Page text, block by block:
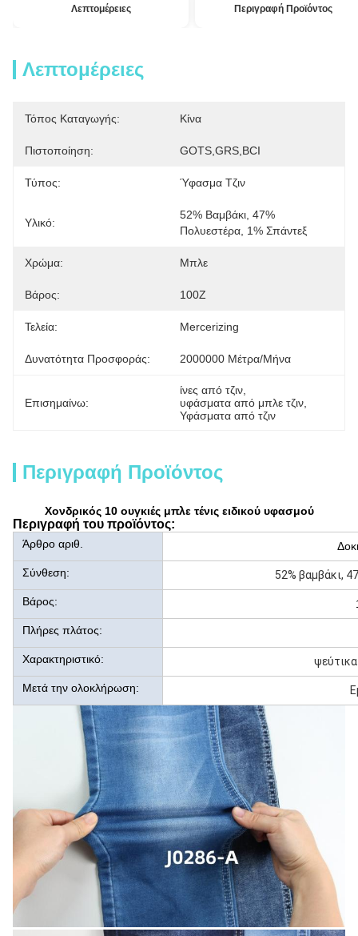
Λεπτομέρειες Περιγραφή Προϊόντος
Λεπτομέρειες
Τόπος Καταγωγής: Κίνα
Πιστοποίηση: GOTS,GRS,BCI
Τύπος: Ύφασμα Τζιν
Υλικό:
52% Βαμβάκι, 47%
Πολυεστέρα, 1% Σπάντεξ
Χρώμα: Μπλε
Βάρος: 100Z
Τελεία: Mercerizing
Δυνατότητα Προσφοράς: 2000000 Μέτρα/μήνα
Επισημαίνω:
ίνες από τζιν
υφάσματα από μπλε τζιν
Υφάσματα από τζιν
Περιγραφή Προϊόντος
Χονδρικός 10 ουγκιές μπλε τένις ειδικού υφασμού
Περιγραφή του προϊόντος:
Άρθρο αριθ.
Σύνθεση: 52% βαμβάκι,
Βάρος:
Πλήρες πλάτος:
Χαρακτηριστικό:
Μετά την ολοκλήρωση: